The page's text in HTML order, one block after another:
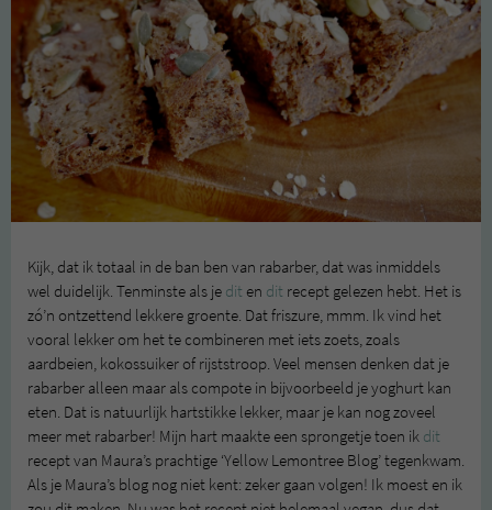
Kijk, dat ik totaal in de ban ben van rabarber, dat was inmiddels
wel duidelijk. Tenminste als je dit en dit recept gelezen hebt. Het is
zó’n ontzettend lekkere groente. Dat friszure, mmm. Ik vind het
vooral lekker om het te combineren met iets zoets, zoals
aardbeien, kokossuiker of rijststroop. Veel mensen denken dat je
rabarber alleen maar als compote in bijvoorbeeld je yoghurt kan
eten. Dat is natuurlijk hartstikke lekker, maar je kan nog zoveel
meer met rabarber! Mijn hart maakte een sprongetje toen ik dit
recept van Maura’s prachtige ‘Yellow Lemontree Blog’ tegenkwam.
Als je Maura’s blog nog niet kent: zeker gaan volgen! Ik moest en ik